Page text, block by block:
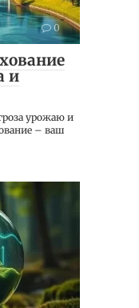
0
и
урожаю и
– ваш